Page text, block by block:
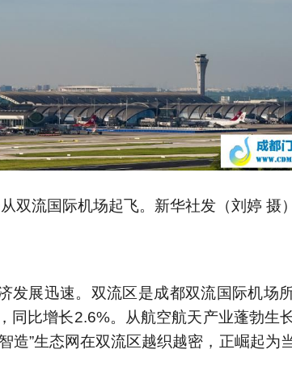
双流国际机场起飞。新华社发（刘婷 摄）
发展迅速。双流区是成都双流国际机场
同比增长2.6%。从航空航天产业蓬勃生
造”生态网在双流区越织越密，正崛起为